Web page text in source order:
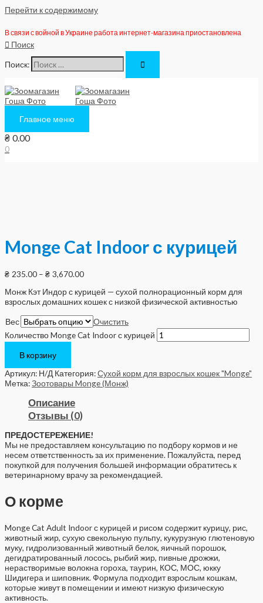
Перейти к содержимому
В связи с войной в Украине работа интернет-магазина приостановлена
Поиск
Поиск:
Главное меню
₴ 0.00
0
Monge Cat Indoor с курицей
₴ 235.00 – ₴ 3,670.00
Монж Кэт Индор с курицей — сухой полнорационный корм для
взрослых домашних кошек с низкой физической активностью
Вес
Очистить
Количество Monge Cat Indoor с курицей
В корзину
Артикул: Н/Д Категория:Сухой корм для взрослых кошек "Monge"
Метка:Зоотовары Monge (Монж)
Описание
Отзывы (0)
ПРЕДОСТЕРЕЖЕНИЕ!
Мы не предоставляем консультацию по подбору кормов и не
несем ответственность за их применение. Пожалуйста, перед
покупкой для получения большей информации обратитесь к
ветеринарному врачу за рекомендацией.
О корме
Monge Cat Adult Indoor с курицей и рисом содержит курицу, рис,
животный жир, сухую свекольную пульпу, кукурузную глютеновую
муку, гидролизованный животный белок, яичный порошок,
дегидратированный лосось, рыбий жир, пивные дрожжи,
нерастворимые волокна гороха, таурин, КОС, МОС, юкку
Шидигера и шиповник. Формула подходит взрослым кошкам,
которые живут в помещении и имеют низкую физическую
активность.